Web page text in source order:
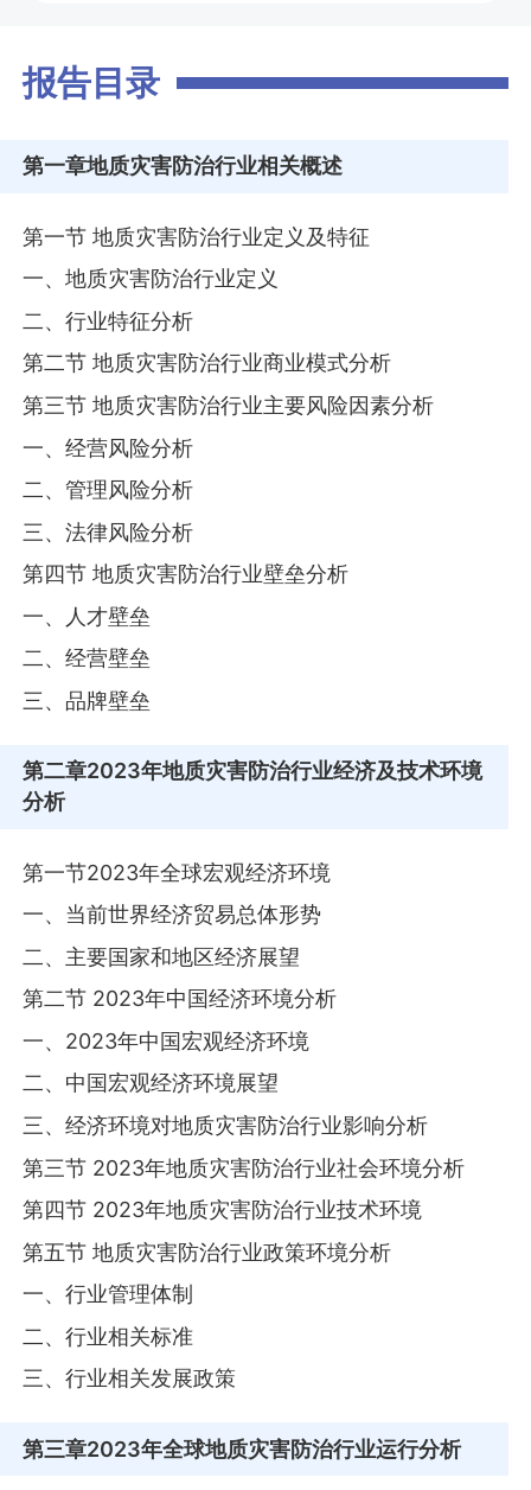
报告目录
第一章地质灾害防治行业相关概述
第一节 地质灾害防治行业定义及特征
一、地质灾害防治行业定义
二、行业特征分析
第二节 地质灾害防治行业商业模式分析
第三节 地质灾害防治行业主要风险因素分析
一、经营风险分析
二、管理风险分析
三、法律风险分析
第四节 地质灾害防治行业壁垒分析
一、人才壁垒
二、经营壁垒
三、品牌壁垒
第二章2023年地质灾害防治行业经济及技术环境
分析
第一节2023年全球宏观经济环境
一、当前世界经济贸易总体形势
二、主要国家和地区经济展望
第二节 2023年中国经济环境分析
一、2023年中国宏观经济环境
二、中国宏观经济环境展望
三、经济环境对地质灾害防治行业影响分析
第三节 2023年地质灾害防治行业社会环境分析
第四节 2023年地质灾害防治行业技术环境
第五节 地质灾害防治行业政策环境分析
一、行业管理体制
二、行业相关标准
三、行业相关发展政策
第三章2023年全球地质灾害防治行业运行分析